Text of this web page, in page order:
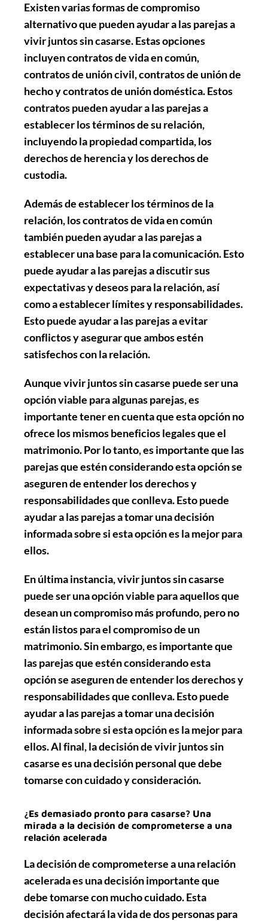
Existen varias formas de compromiso
alternativo que pueden ayudar a las parejas a
vivir juntos sin casarse. Estas opciones
incluyen contratos de vida en común,
contratos de unión civil, contratos de unión de
hecho y contratos de unión doméstica. Estos
contratos pueden ayudar a las parejas a
establecer los términos de su relación,
incluyendo la propiedad compartida, los
derechos de herencia y los derechos de
custodia.
Además de establecer los términos de la
relación, los contratos de vida en común
también pueden ayudar a las parejas a
establecer una base para la comunicación. Esto
puede ayudar a las parejas a discutir sus
expectativas y deseos para la relación, así
como a establecer límites y responsabilidades.
Esto puede ayudar a las parejas a evitar
conflictos y asegurar que ambos estén
satisfechos con la relación.
Aunque vivir juntos sin casarse puede ser una
opción viable para algunas parejas, es
importante tener en cuenta que esta opción no
ofrece los mismos beneficios legales que el
matrimonio. Por lo tanto, es importante que las
parejas que estén considerando esta opción se
aseguren de entender los derechos y
responsabilidades que conlleva. Esto puede
ayudar a las parejas a tomar una decisión
informada sobre si esta opción es la mejor para
ellos.
En última instancia, vivir juntos sin casarse
puede ser una opción viable para aquellos que
desean un compromiso más profundo, pero no
están listos para el compromiso de un
matrimonio. Sin embargo, es importante que
las parejas que estén considerando esta
opción se aseguren de entender los derechos y
responsabilidades que conlleva. Esto puede
ayudar a las parejas a tomar una decisión
informada sobre si esta opción es la mejor para
ellos. Al final, la decisión de vivir juntos sin
casarse es una decisión personal que debe
tomarse con cuidado y consideración.
¿Es demasiado pronto para casarse? Una
mirada a la decisión de comprometerse a una
relación acelerada
La decisión de comprometerse a una relación
acelerada es una decisión importante que
debe tomarse con mucho cuidado. Esta
decisión afectará la vida de dos personas para